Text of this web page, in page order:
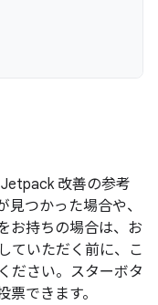
改善の参考
つかった場合や、
お持ちの場合は、お
ていただく前に、こ
ださい。スターボタ
できます。